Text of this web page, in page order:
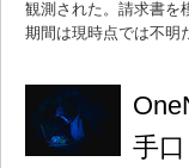
観測された。請求書を
期間は現時点では不明
手